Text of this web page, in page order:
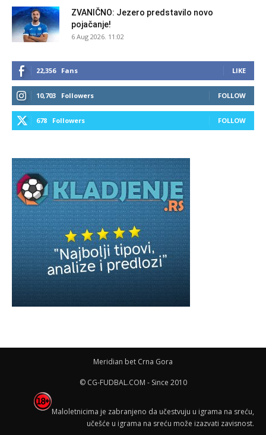
ZVANIČNO: Jezero predstavilo novo
pojačanje!
6 Aug 2026. 11:02
22,356 Fans LIKE
10,703 Followers FOLLOW
678 Followers FOLLOW
Meridian bet Crna Gora
© CG-FUDBAL.COM - Since 2010
Maloletnicima je zabranjeno da učestvuju u igrama na sreću,
učešće u igrama na sreću može izazvati zavisnost.